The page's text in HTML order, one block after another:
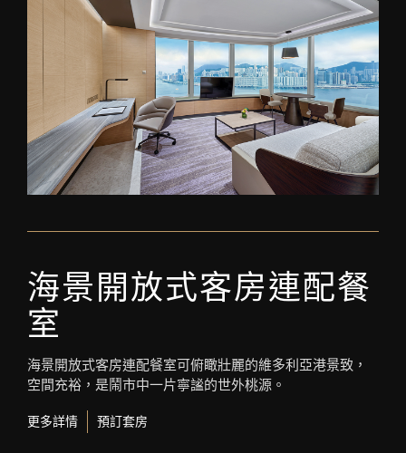
海景開放式客房連配餐
室
海景開放式客房連配餐室可俯瞰壯麗的維多利亞港景致，
空間充裕，是鬧市中一片寧謐的世外桃源。
更多詳情 預訂套房